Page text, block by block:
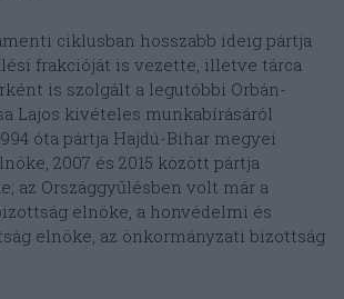
ciklusban hosszabb ideig pártja
frakcióját is vezette, illetve tárca
is szolgált a legutóbbi Orbán-
Lajos kivételes munkabírásáról
óta pártja Hajdú-Bihar megyei
2007 és 2015 között pártja
az Országgyűlésben volt már a
elnöke, a honvédelmi és
elnöke, az önkormányzati bizottság